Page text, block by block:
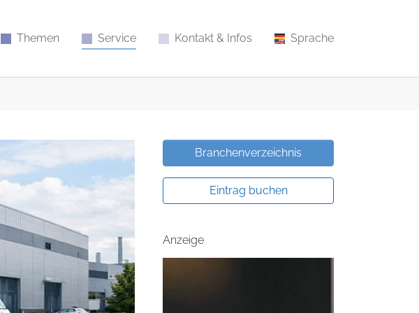
Themen Service Kontakt & Infos Sprache
Branchenverzeichnis
Eintrag buchen
Anzeige